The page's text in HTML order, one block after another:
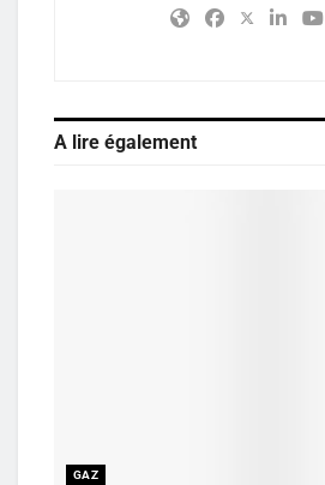
A lire également
GAZ